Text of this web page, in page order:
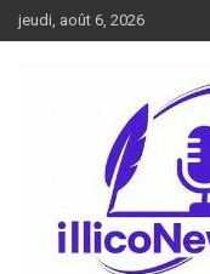
Aller
au
jeudi, août 6, 2026